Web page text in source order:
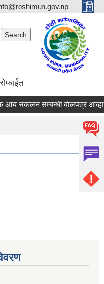
संकलन सम्बन्धी बोलपत्र